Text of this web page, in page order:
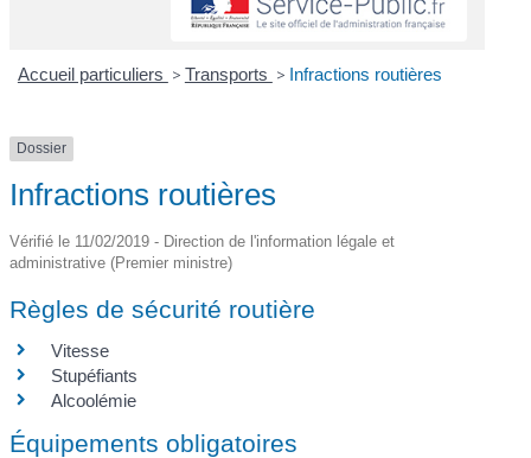
Accueil particuliers > Transports > Infractions routières
Dossier
Infractions routières
Vérifié le 11/02/2019 - Direction de l'information légale et
administrative (Premier ministre)
Règles de sécurité routière
Vitesse
Stupéfiants
Alcoolémie
Équipements obligatoires